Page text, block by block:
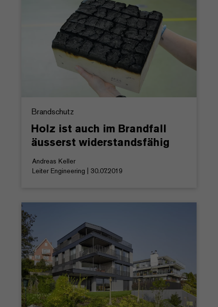
Brandschutz
Holz ist auch im Brandfall
äusserst widerstandsfähig
Andreas Keller
Leiter Engineering | 30.07.2019